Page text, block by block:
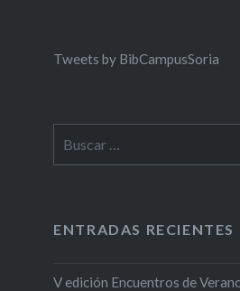
Tweets by BibCampusSoria
ENTRADAS RECIENTES
V edición Encuentros de